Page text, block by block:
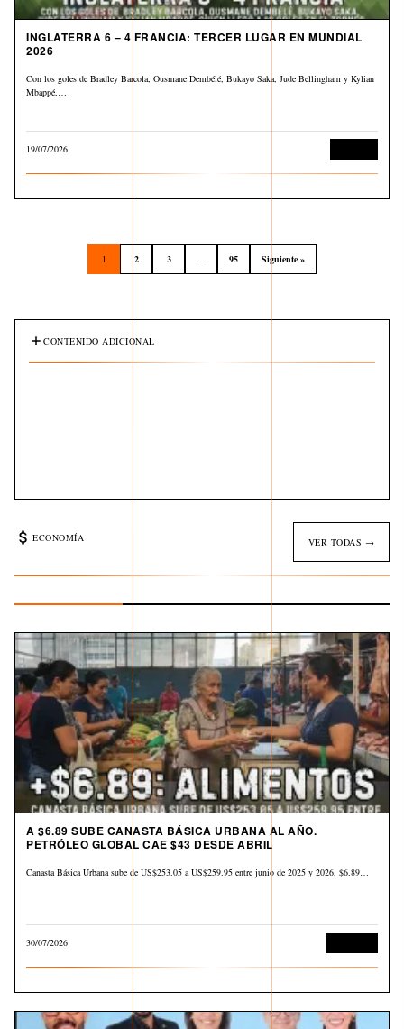
INGLATERRA 6 – 4 FRANCIA: TERCER LUGAR EN MUNDIAL
2026
Con los goles de Bradley Barcola, Ousmane Dembélé, Bukayo Saka, Jude Bellingham y Kylian
Mbappé,…
19/07/2026
1 2 3 … 95 Siguiente »
CONTENIDO ADICIONAL
ECONOMÍA VER TODAS →
A $6.89 SUBE CANASTA BÁSICA URBANA AL AÑO.
PETRÓLEO GLOBAL CAE $43 DESDE ABRIL
Canasta Básica Urbana sube de US$253.05 a US$259.95 entre junio de 2025 y 2026, $6.89…
30/07/2026